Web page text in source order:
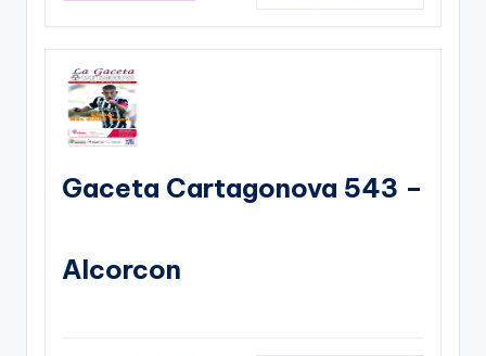
Gaceta Cartagonova 543 –
Alcorcon